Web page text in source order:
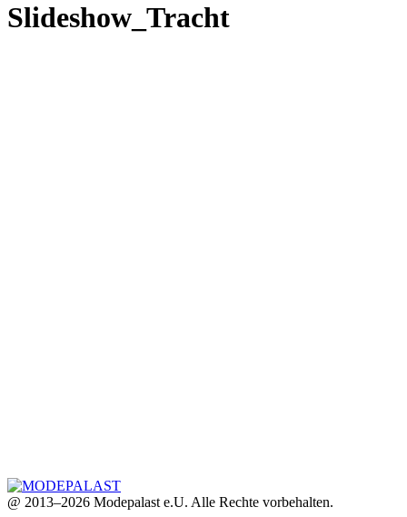
Slideshow_Tracht
@ 2013–2026 Modepalast e.U. Alle Rechte vorbehalten.